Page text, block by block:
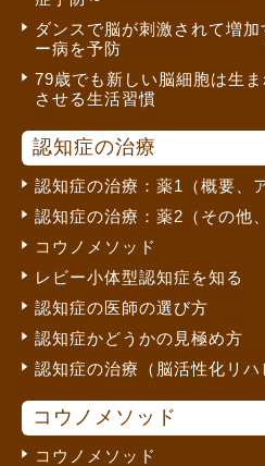
ダンスで脳が刺激されて増
ー病を予防
79歳でも新しい脳細胞は生
させる生活習慣
認知症の治療
認知症の治療：薬1（概要、
認知症の治療：薬2（その他
コウノメソッド
レビー小体型認知症を知る
認知症の医師の選び方
認知症かどうかの見極め方
認知症の治療（脳活性化リハ
コウノメソッド
コウノメソッド